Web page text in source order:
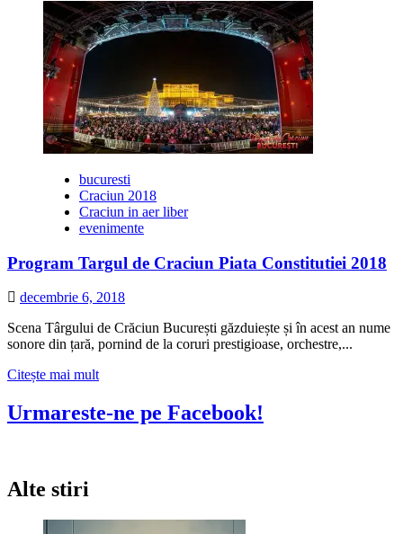
bucuresti
Craciun 2018
Craciun in aer liber
evenimente
Program Targul de Craciun Piata Constitutiei 2018
decembrie 6, 2018
Scena Târgului de Crăciun București găzduiește și în acest an nume
sonore din țară, pornind de la coruri prestigioase, orchestre,...
Citește mai multCitește
despre
Constitutiei
Urmareste-ne pe Facebook!
Alte stiri